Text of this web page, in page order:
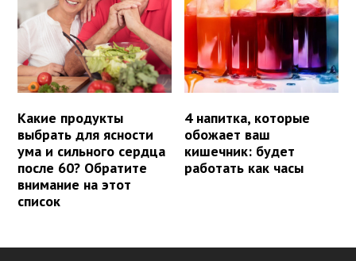
Какие продукты
выбрать для ясности
ума и сильного сердца
после 60? Обратите
внимание на этот
список
4 напитка, которые
обожает ваш
кишечник: будет
работать как часы